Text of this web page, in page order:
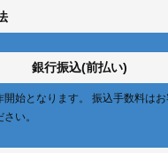
銀行振込(前払い)
開始となります。 振込手数料は
い。